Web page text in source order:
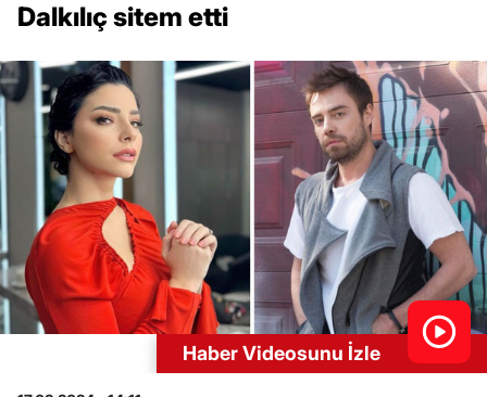
Dalkılıç sitem etti
Haber Videosunu İzle